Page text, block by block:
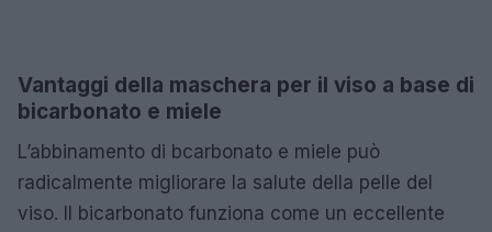
Vantaggi della maschera per il viso a base di
bicarbonato e miele
L’abbinamento di bcarbonato e miele può
radicalmente migliorare la salute della pelle del
viso. Il bicarbonato funziona come un eccellente